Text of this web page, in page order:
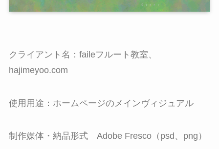
クライアント名：faileフルート教室、
hajimeyoo.com
使用用途：ホームページのメインヴィジュアル
制作媒体・納品形式 Adobe Fresco（psd、png）